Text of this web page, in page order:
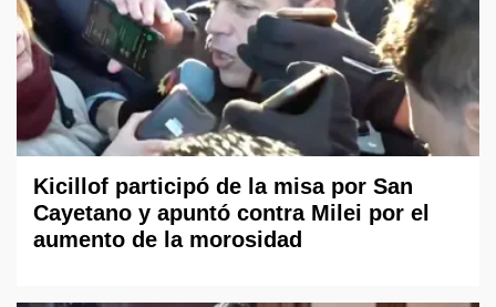
Kicillof participó de la misa por San
Cayetano y apuntó contra Milei por el
aumento de la morosidad